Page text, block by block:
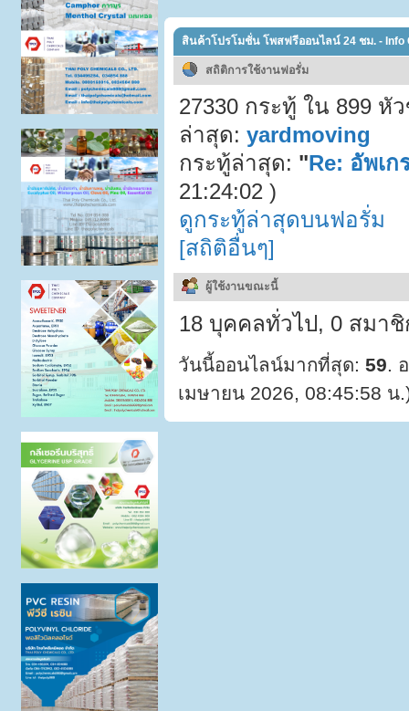
สินค้าโปรโมชั่น โพสฟรีออนไลน์ 24 ชม. - Info
สถิติการใช้งานฟอรั่ม
27330 กระทู้ ใน 899
ล่าสุด:yardmoving
กระทู้ล่าสุด: "Re: อัพเ
21:24:02 )
ดูกระทู้ล่าสุดบนฟอรั่ม
[สถิติอื่นๆ]
ผู้ใช้งานขณะนี้
18 บุคคลทั่วไป, 0 สมา
วันนี้ออนไลน์มากที่สุด:59.
เมษายน 2026, 08:45:58 น